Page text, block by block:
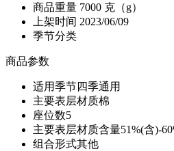
商品重量 7000 克（g）
上架时间 2023/06/09
季节分类
商品参数
适用季节四季通用
主要表层材质棉
座位数5
主要表层材质含量51%(含)-
组合形式其他